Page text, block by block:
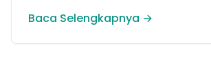
menguasai sejumlah kompetensi.
(internal Fuji Academy). Sertifikasi
Baca Selengkapnya →